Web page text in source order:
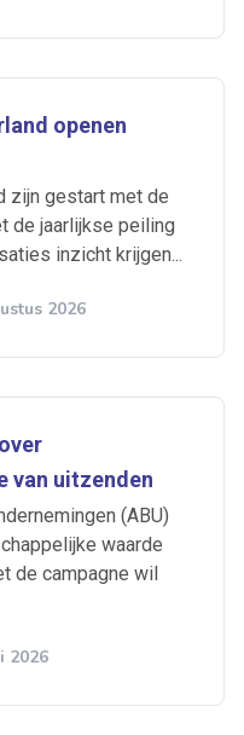
openen
zijn gestart met de
de jaarlijkse peiling
inzicht krijgen...
2026
van uitzenden
(ABU)
waarde
de campagne wil
2026
direct in